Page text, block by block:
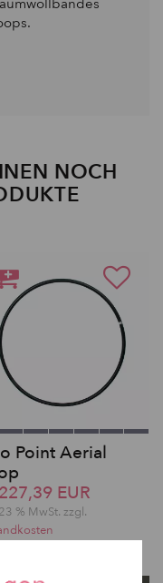
NOCH
Point Aerial
EUR
% MwSt. zzgl.